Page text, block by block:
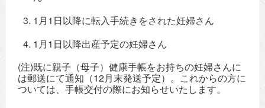
1月1日以降に転入手続きをされた妊婦さん
1月1日以降出産予定の妊婦さん
(注)既に親子（母子）健康手帳をお持ちの妊婦さんに
は郵送にて通知（12月末発送予定）。これからの方に
ついては、手帳交付の際にお知らせいたします。